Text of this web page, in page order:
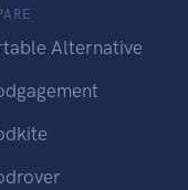
Alternative